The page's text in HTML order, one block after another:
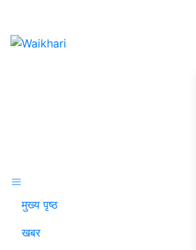
मुख्य पृष्ठ
खबर